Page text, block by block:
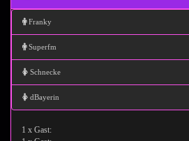
Franky
Superfm
Schnecke
dBayerin
1 x Gast: